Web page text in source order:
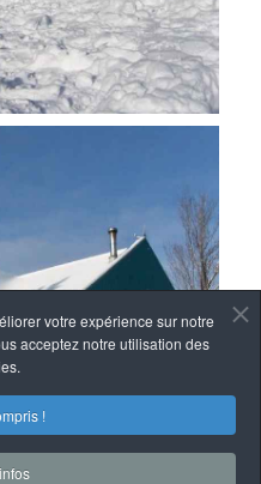
votre expérience sur notre
acceptez notre utilisation des
!